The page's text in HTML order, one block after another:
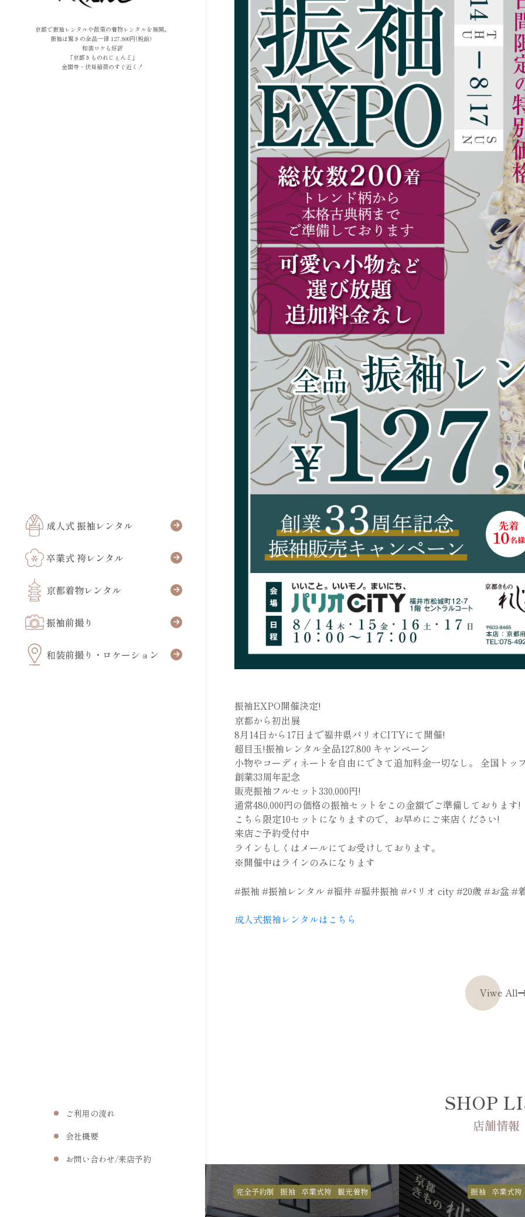
京都で振袖レンタルや散策の着物レンタルを展開。
振袖は驚きの全品一律 127,800円(税前）
和装ロケも好評
​​​​​​​「京都きものれじぇんど」
金閣寺・伏見稲荷のすぐ近く！
成人式 振袖レンタル
卒業式 袴レンタル
京都着物レンタル
振袖前撮り
和装前撮り・ロケーション
ご利用の流れ
会社概要
お問い合わせ/来店予約
振袖EXPO開催決定!
京都から初出展
8月14日から17日まで福井県パリオCITYにて開催!
超目玉!振袖レンタル全品127,800 キャンペーン
小物やコーディネートを自由にできて追加料金一切なし。 全国トッ
創業33周年記念
販売振袖フルセット330,000円!
通常480,000円の価格の振袖セットをこの金額でご準備しております!
こちら限定10セットになりますので、お早めにご来店ください!
来店ご予約受付中
ラインもしくはメールにてお受けしております。
※開催中はラインのみになります
#振袖 #振袖レンタル #福井 #福井振袖 #パリオ city #20歳 #お盆 #
成人式振袖レンタルはこちら
Viwe All
SHOP
店舗情報
完全予約制 振袖 卒業式袴 観光着物 振袖 卒業式袴